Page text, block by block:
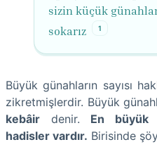
sizin küçük
sokarız
1
Büyük günahların sayısı
zikretmişlerdir. Büyük
kebâir denir. En büyük
hadisler vardır. Birisinde